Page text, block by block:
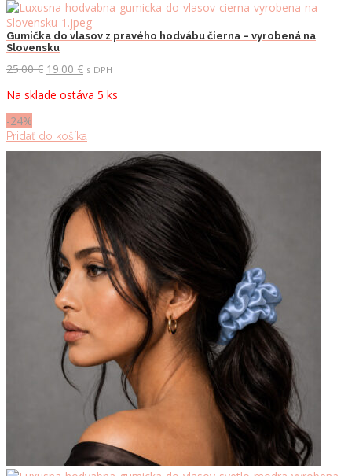
Gumička do vlasov z pravého hodvábu čierna – vyrobená na
Slovensku
25.00€ Pôvodná
bola:
19.00 €Aktuálna
je:
s DPH
Na sklade ostáva 5 ks
-24%
Pridať do košíka